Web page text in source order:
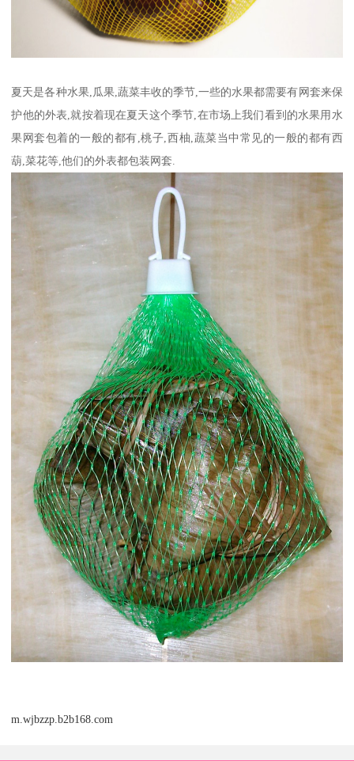
夏天是各种水果,瓜果,蔬菜丰收的季节,一些的水果都需要有网套来保
护他的外表,就按着现在夏天这个季节,在市场上我们看到的水果用水
果网套包着的一般的都有,桃子,西柚,蔬菜当中常见的一般的都有西
葫,菜花等,他们的外表都包装网套.
m.wjbzzp.b2b168.com